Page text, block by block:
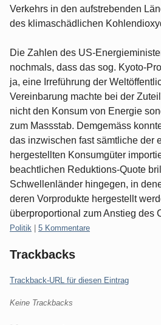
Verkehrs in den aufstrebenden
des klimaschädlichen
Die Zahlen des US-
nochmals, dass das sog. Kyoto-
ja, eine Irreführung der
Vereinbarung machte bei der
nicht den Konsum von Energie
zum Massstab. Demgemäss
das inzwischen fast sämtliche der
hergestellten Konsumgüter
beachtlichen Reduktions-Quote
Schwellenländer hingegen, in
deren Vorprodukte hergestellt
überproportional zum Anstieg des
Kategorien:
Politik 5 Kommentare
Trackbacks
Trackback-URL für diesen Eintrag
Keine Trackbacks